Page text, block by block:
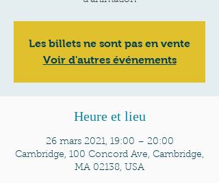
Les billets ne sont pas en vente
Voir d'autres événements
Heure et lieu
26 mars 2021, 19:00 – 20:00
Cambridge, 100 Concord Ave, Cambridge,
MA 02138, USA